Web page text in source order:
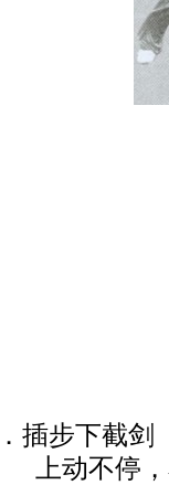
．插步下截剑
上动不停